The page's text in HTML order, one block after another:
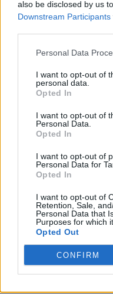
also be disclosed by us
Downstream Participants
Personal Data
I want to opt-out of
personal data.
Opted In
I want to opt-out of
Personal Data.
Opted In
I want to opt-out of
Personal Data for
Opted In
I want to opt-out of
Retention, Sale,
Personal Data that
Purposes for which
Opted Out
CONFIRM